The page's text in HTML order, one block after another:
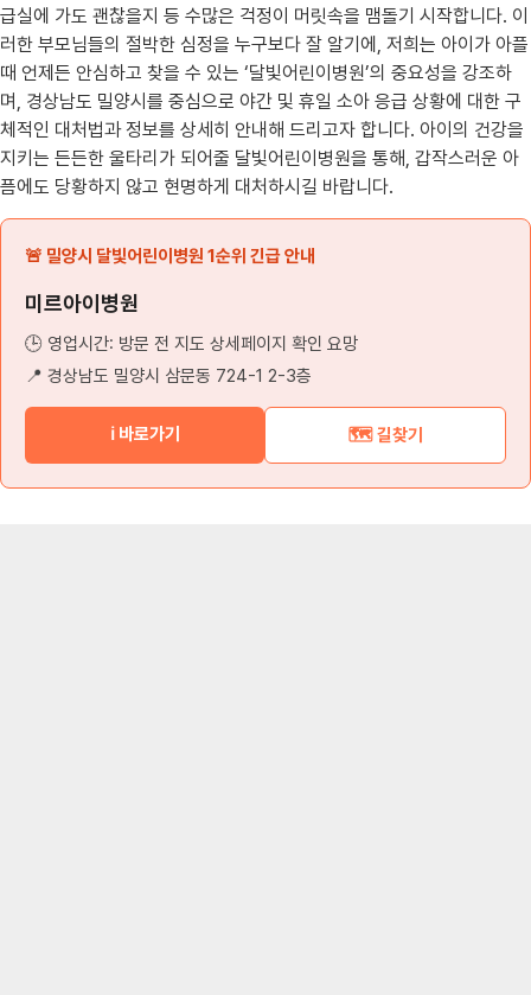
급실에 가도 괜찮을지 등 수많은 걱정이 머릿속을 맴돌기 시작합니다. 이
러한 부모님들의 절박한 심정을 누구보다 잘 알기에, 저희는 아이가 아플
때 언제든 안심하고 찾을 수 있는 ‘달빛어린이병원’의 중요성을 강조하
며, 경상남도 밀양시를 중심으로 야간 및 휴일 소아 응급 상황에 대한 구
체적인 대처법과 정보를 상세히 안내해 드리고자 합니다. 아이의 건강을
지키는 든든한 울타리가 되어줄 달빛어린이병원을 통해, 갑작스러운 아
픔에도 당황하지 않고 현명하게 대처하시길 바랍니다.
🚨 밀양시 달빛어린이병원 1순위 긴급 안내
미르아이병원
🕒 영업시간: 방문 전 지도 상세페이지 확인 요망
📍 경상남도 밀양시 삼문동 724-1 2-3층
ℹ️ 바로가기 🗺️ 길찾기